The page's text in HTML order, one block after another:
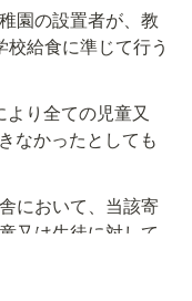
園の設置者が、教
給食に準じて行う
り全ての児童又
なかったとしても
において、当該寄
又は生徒に対して